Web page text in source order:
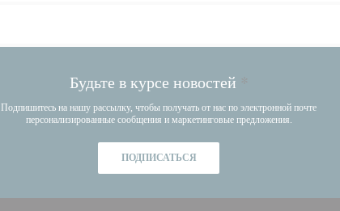
Будьте в курсе новостей *
Подпишитесь на нашу рассылку, чтобы получать от нас по электронной почте
персонализированные сообщения и маркетинговые предложения.
ПОДПИСАТЬСЯ